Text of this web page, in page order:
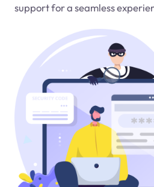
support for a seamless